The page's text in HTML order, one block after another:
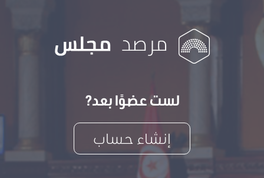
لست عضوًا بعد?
إنشاء حساب